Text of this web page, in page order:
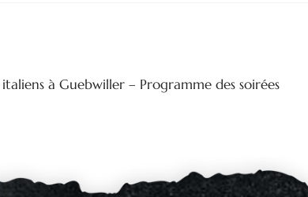
à Guebwiller – Programme des soirées